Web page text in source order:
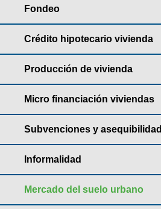
Fondeo
Crédito hipotecario vivienda
Producción de vivienda
Micro financiación viviendas
Subvenciones y asequibilidad
Informalidad
Mercado del suelo urbano